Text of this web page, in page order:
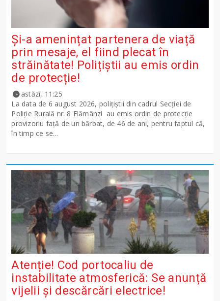
Și-a amenințat partenera de viață
prin mesaje, el fiind plecat în
străinătate! Polițiștii au emis ordin
de protecție!
astăzi, 11:25
La data de 6 august 2026, polițiștii din cadrul Secției de
Poliție Rurală nr. 8 Flămânzi au emis ordin de protecție
provizoriu față de un bărbat, de 46 de ani, pentru faptul că,
în timp ce se...
Atenție! Cod portocaliu de
instabilitate atmosferică: Se anunță
vijelii și descărcări electrice!